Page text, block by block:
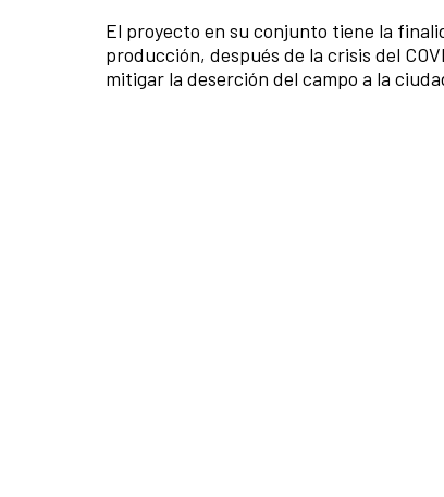
El proyecto en su conjunto tiene la
producción, después de la crisis del
mitigar la deserción del campo a la